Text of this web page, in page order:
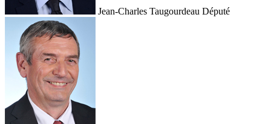
Jean-Charles Taugourdeau Député